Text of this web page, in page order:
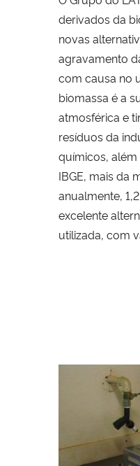
derivados da
novas
agravamento
com causa no
biomassa é a
atmosférica e
resíduos da
químicos, além
IBGE, mais da
anualmente,
excelente
utilizada, com